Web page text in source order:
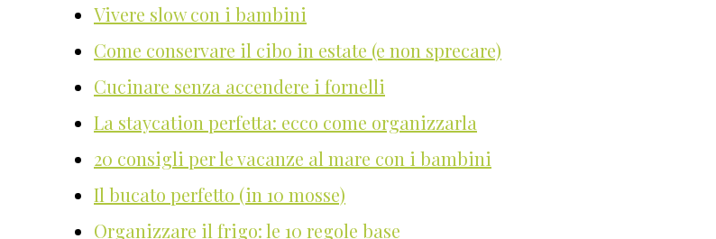
Vivere slow con i bambini
Come conservare il cibo in estate (e non sprecare)
Cucinare senza accendere i fornelli
La staycation perfetta: ecco come organizzarla
20 consigli per le vacanze al mare con i bambini
Il bucato perfetto (in 10 mosse)
Organizzare il frigo: le 10 regole base